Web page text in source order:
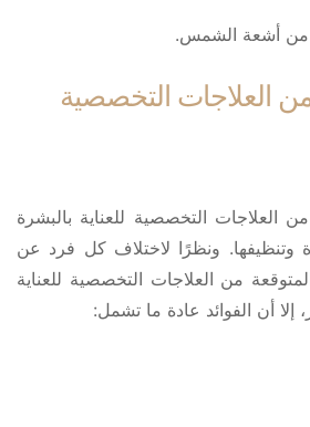
من أشعة الشمس.
من العلاجات التخصصية
من العلاجات التخصصية للعناية بالبشرة
وتنظيفها. ونظرًا لاختلاف كل فرد عن
من العلاجات التخصصية للعناية
أن الفوائد عادة ما تشمل: